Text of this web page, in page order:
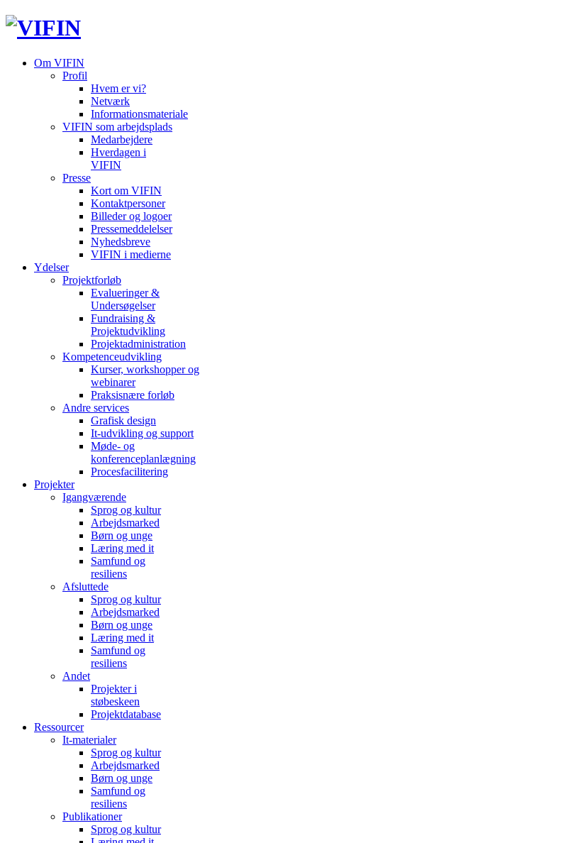
Om VIFIN
Profil
Hvem er vi?
Netværk
Informationsmateriale
VIFIN som arbejdsplads
Medarbejdere
Hverdagen i
VIFIN
Presse
Kort om VIFIN
Kontaktpersoner
Billeder og logoer
Pressemeddelelser
Nyhedsbreve
VIFIN i medierne
Ydelser
Projektforløb
Evalueringer &
Undersøgelser
Fundraising &
Projektudvikling
Projektadministration
Kompetenceudvikling
Kurser, workshopper og
webinarer
Praksisnære forløb
Andre services
Grafisk design
It-udvikling og support
Møde- og
konferenceplanlægning
Procesfacilitering
Projekter
Igangværende
Sprog og kultur
Arbejdsmarked
Børn og unge
Læring med it
Samfund og
resiliens
Afsluttede
Sprog og kultur
Arbejdsmarked
Børn og unge
Læring med it
Samfund og
resiliens
Andet
Projekter i
støbeskeen
Projektdatabase
Ressourcer
It-materialer
Sprog og kultur
Arbejdsmarked
Børn og unge
Samfund og
resiliens
Publikationer
Sprog og kultur